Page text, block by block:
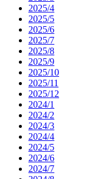
2025/4
2025/5
2025/6
2025/7
2025/8
2025/9
2025/10
2025/11
2025/12
2024/1
2024/2
2024/3
2024/4
2024/5
2024/6
2024/7